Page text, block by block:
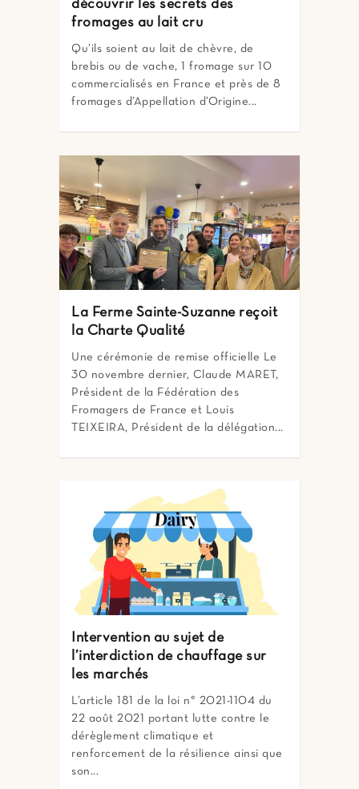
découvrir les secrets des
fromages au lait cru
Qu’ils soient au lait de chèvre, de
brebis ou de vache, 1 fromage sur 10
commercialisés en France et près de 8
fromages d’Appellation d’Origine...
La Ferme Sainte-Suzanne reçoit
la Charte Qualité
Une cérémonie de remise officielle Le
30 novembre dernier, Claude MARET,
Président de la Fédération des
Fromagers de France et Louis
TEIXEIRA, Président de la délégation...
Intervention au sujet de
l’interdiction de chauffage sur
les marchés
L’article 181 de la loi n° 2021-1104 du
22 août 2021 portant lutte contre le
dérèglement climatique et
renforcement de la résilience ainsi que
son...